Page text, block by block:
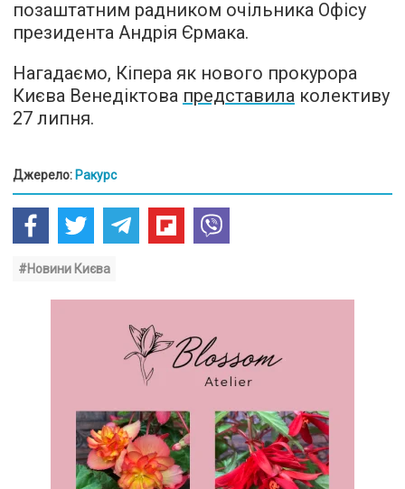
позаштатним радником очільника Офісу
президента Андрія Єрмака.
Нагадаємо, Кіпера як нового прокурора
Києва Венедіктова представила колективу
27 липня.
Джерело: Ракурс
#Новини Києва